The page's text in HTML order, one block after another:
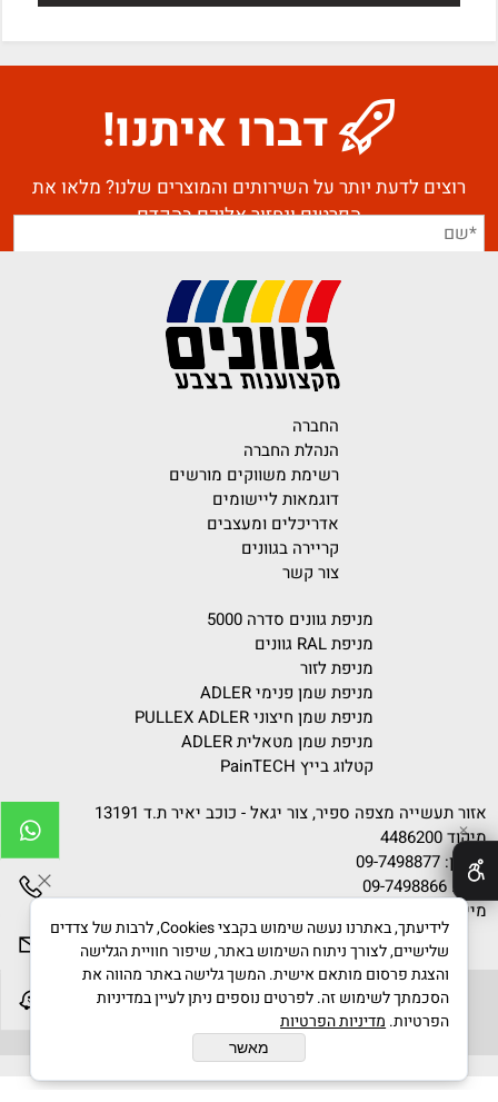
דברו איתנו!
רוצים לדעת יותר על השירותים והמוצרים שלנו? מלאו את
הפרטים ונחזור אליכם בהקדם
החברה
הנהלת החברה
רשימת משווקים מורשים
דוגמאות ליישומים
אדריכלים ומעצבים
קריירה בגוונים
צור קשר
מניפת גוונים סדרה 5000
מניפת RAL גוונים
מניפת לזור
מניפת שמן פנימי ADLER
מניפת שמן חיצוני PULLEX ADLER
מניפת שמן מטאלית ADLER
קטלוג בייץ PainTECH
אזור תעשייה מצפה ספיר, צור יגאל - כוכב יאיר ת.ד 13191
מיקוד 4486200
טלפון: 09-7498877
פקס: 09-7498866
מייל:
גוונים © 2020 All Rights Reserved
✕
לידיעתך, באתרנו נעשה שימוש בקבצי Cookies, לרבות של צדדים
שלישיים, לצורך ניתוח השימוש באתר, שיפור חוויית הגלישה
והצגת פרסום מותאם אישית. המשך גלישה באתר מהווה את
הסכמתך לשימוש זה. לפרטים נוספים ניתן לעיין במדיניות
הפרטיות. מדיניות הפרטיות
מאשר